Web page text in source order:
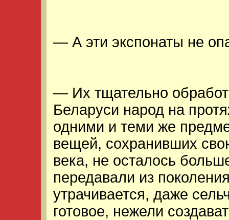
— А эти экспонаты не
— Их тщательно
Беларуси народ на
одними и теми же
вещей, сохранивших
века, не осталось
передавали из
утрачивается, даже
готовое, нежели